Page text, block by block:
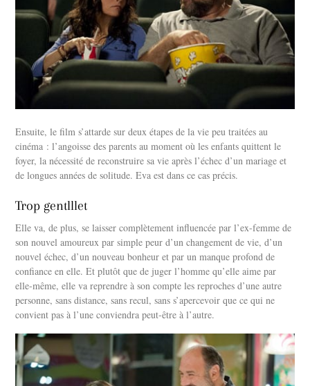
Ensuite, le film s’attarde sur deux étapes de la vie peu traitées au
cinéma : l’angoisse des parents au moment où les enfants quittent le
foyer, la nécessité de reconstruire sa vie après l’échec d’un mariage et
de longues années de solitude. Eva est dans ce cas précis.
Trop gentlllet
Elle va, de plus, se laisser complètement influencée par l’ex-femme de
son nouvel amoureux par simple peur d’un changement de vie, d’un
nouvel échec, d’un nouveau bonheur et par un manque profond de
confiance en elle. Et plutôt que de juger l’homme qu’elle aime par
elle-même, elle va reprendre à son compte les reproches d’une autre
personne, sans distance, sans recul, sans s’apercevoir que ce qui ne
convient pas à l’une conviendra peut-être à l’autre.